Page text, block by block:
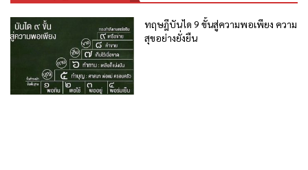
ทฤษฎีบันได 9 ขั้นสู่ความพอเพียง ความ
สุขอย่างยั่งยืน